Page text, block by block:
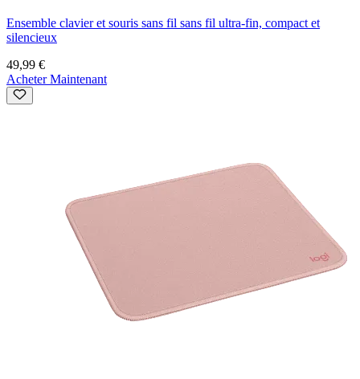
Ensemble clavier et souris sans fil sans fil ultra-fin, compact et
silencieux
49,99 €
Acheter Maintenant